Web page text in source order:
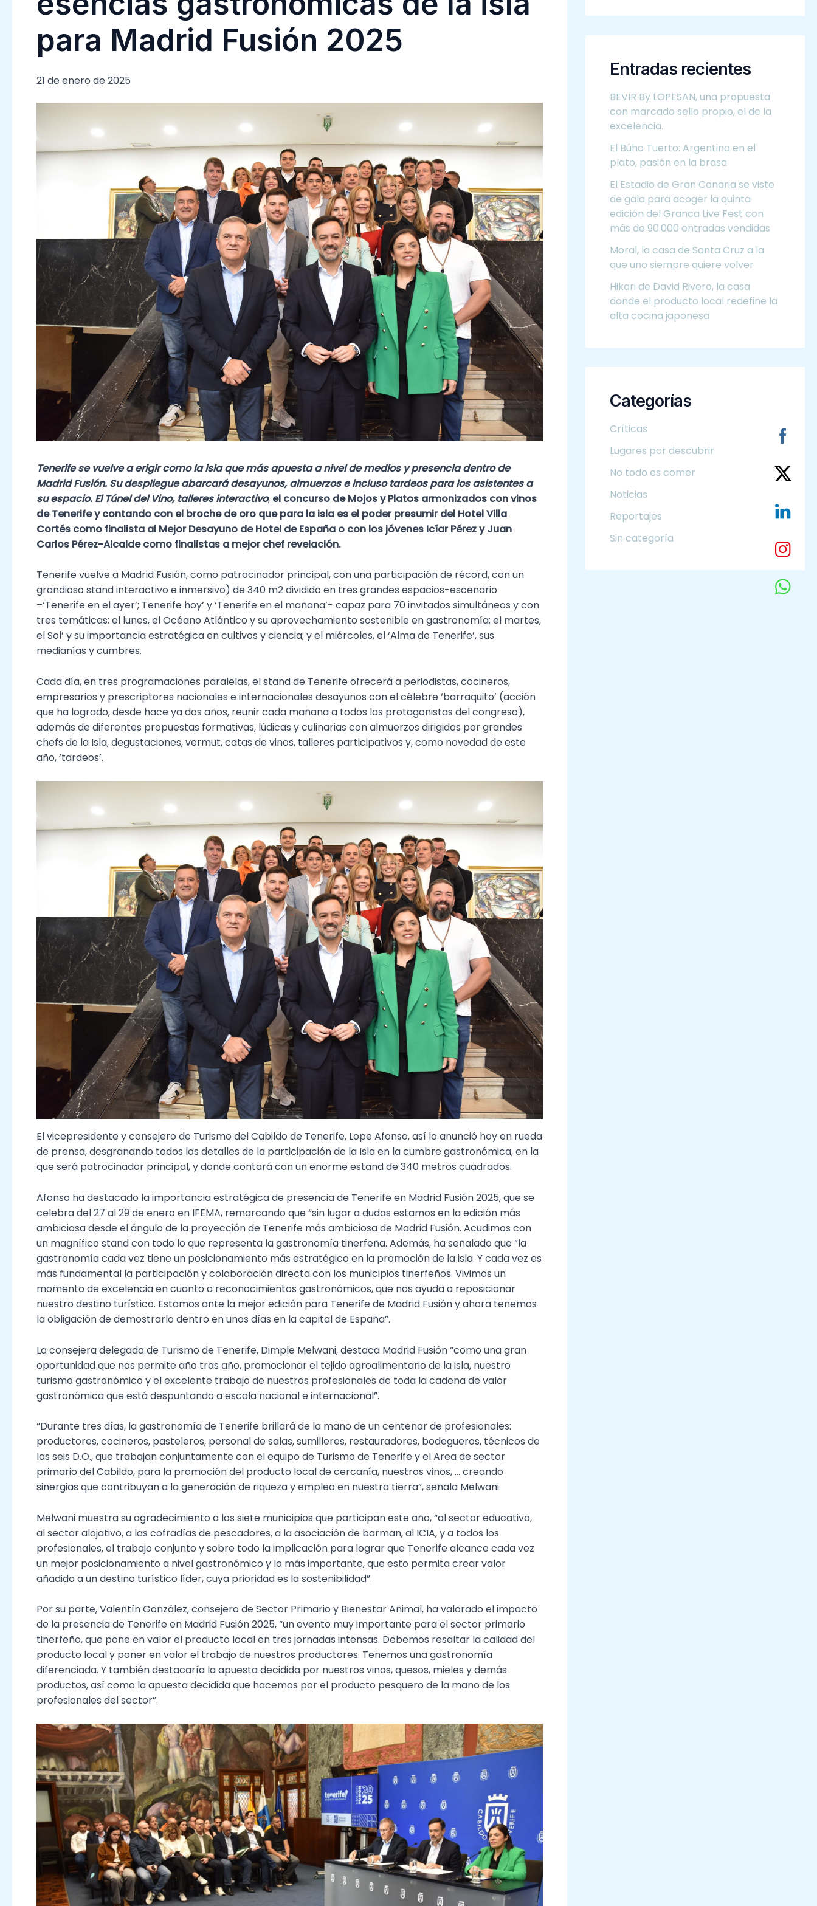
para Madrid Fusión 2025
21 de enero de 2025
Tenerife se vuelve a erigir como la isla que más apuesta a nivel de medios y presencia dentro de
Madrid Fusión. Su despliegue abarcará desayunos, almuerzos e incluso tardeos para los asistentes a
su espacio. El Túnel del Vino, talleres interactivo, el concurso de Mojos y Platos armonizados con vinos
de Tenerife y contando con el broche de oro que para la isla es el poder presumir del Hotel Villa
Cortés como finalista al Mejor Desayuno de Hotel de España o con los jóvenes Icíar Pérez y Juan
Carlos Pérez-Alcalde como finalistas a mejor chef revelación.
Tenerife vuelve a Madrid Fusión, como patrocinador principal, con una participación de récord, con un
grandioso stand interactivo e inmersivo) de 340 m2 dividido en tres grandes espacios-escenario
–‘Tenerife en el ayer’; Tenerife hoy’ y ‘Tenerife en el mañana’- capaz para 70 invitados simultáneos y con
tres temáticas: el lunes, el Océano Atlántico y su aprovechamiento sostenible en gastronomía; el martes,
el Sol’ y su importancia estratégica en cultivos y ciencia; y el miércoles, el ‘Alma de Tenerife’, sus
medianías y cumbres.
Cada día, en tres programaciones paralelas, el stand de Tenerife ofrecerá a periodistas, cocineros,
empresarios y prescriptores nacionales e internacionales desayunos con el célebre ‘barraquito’ (acción
que ha logrado, desde hace ya dos años, reunir cada mañana a todos los protagonistas del congreso),
además de diferentes propuestas formativas, lúdicas y culinarias con almuerzos dirigidos por grandes
chefs de la Isla, degustaciones, vermut, catas de vinos, talleres participativos y, como novedad de este
año, ‘tardeos’.
El vicepresidente y consejero de Turismo del Cabildo de Tenerife, Lope Afonso, así lo anunció hoy en rueda
de prensa, desgranando todos los detalles de la participación de la Isla en la cumbre gastronómica, en la
que será patrocinador principal, y donde contará con un enorme estand de 340 metros cuadrados.
Afonso ha destacado la importancia estratégica de presencia de Tenerife en Madrid Fusión 2025, que se
celebra del 27 al 29 de enero en IFEMA, remarcando que “sin lugar a dudas estamos en la edición más
ambiciosa desde el ángulo de la proyección de Tenerife más ambiciosa de Madrid Fusión. Acudimos con
un magnífico stand con todo lo que representa la gastronomía tinerfeña. Además, ha señalado que “la
gastronomía cada vez tiene un posicionamiento más estratégico en la promoción de la isla. Y cada vez es
más fundamental la participación y colaboración directa con los municipios tinerfeños. Vivimos un
momento de excelencia en cuanto a reconocimientos gastronómicos, que nos ayuda a reposicionar
nuestro destino turístico. Estamos ante la mejor edición para Tenerife de Madrid Fusión y ahora tenemos
la obligación de demostrarlo dentro en unos días en la capital de España”.
La consejera delegada de Turismo de Tenerife, Dimple Melwani, destaca Madrid Fusión “como una gran
oportunidad que nos permite año tras año, promocionar el tejido agroalimentario de la isla, nuestro
turismo gastronómico y el excelente trabajo de nuestros profesionales de toda la cadena de valor
gastronómica que está despuntando a escala nacional e internacional”.
“Durante tres días, la gastronomía de Tenerife brillará de la mano de un centenar de profesionales:
productores, cocineros, pasteleros, personal de salas, sumilleres, restauradores, bodegueros, técnicos de
las seis D.O., que trabajan conjuntamente con el equipo de Turismo de Tenerife y el Area de sector
primario del Cabildo, para la promoción del producto local de cercanía, nuestros vinos, … creando
sinergias que contribuyan a la generación de riqueza y empleo en nuestra tierra”, señala Melwani.
Melwani muestra su agradecimiento a los siete municipios que participan este año, “al sector educativo,
al sector alojativo, a las cofradías de pescadores, a la asociación de barman, al ICIA, y a todos los
profesionales, el trabajo conjunto y sobre todo la implicación para lograr que Tenerife alcance cada vez
un mejor posicionamiento a nivel gastronómico y lo más importante, que esto permita crear valor
añadido a un destino turístico líder, cuya prioridad es la sostenibilidad”.
Por su parte, Valentín González, consejero de Sector Primario y Bienestar Animal, ha valorado el impacto
de la presencia de Tenerife en Madrid Fusión 2025, “un evento muy importante para el sector primario
tinerfeño, que pone en valor el producto local en tres jornadas intensas. Debemos resaltar la calidad del
producto local y poner en valor el trabajo de nuestros productores. Tenemos una gastronomía
diferenciada. Y también destacaría la apuesta decidida por nuestros vinos, quesos, mieles y demás
productos, así como la apuesta decidida que hacemos por el producto pesquero de la mano de los
profesionales del sector”.
Entradas recientes
BEVIR By LOPESAN, una propuesta
con marcado sello propio, el de la
excelencia.
El Búho Tuerto: Argentina en el
plato, pasión en la brasa
El Estadio de Gran Canaria se viste
de gala para acoger la quinta
edición del Granca Live Fest con
más de 90.000 entradas vendidas
Moral, la casa de Santa Cruz a la
que uno siempre quiere volver
Hikari de David Rivero, la casa
donde el producto local redefine la
alta cocina japonesa
Categorías
Críticas
Lugares por descubrir
No todo es comer
Noticias
Reportajes
Sin categoría